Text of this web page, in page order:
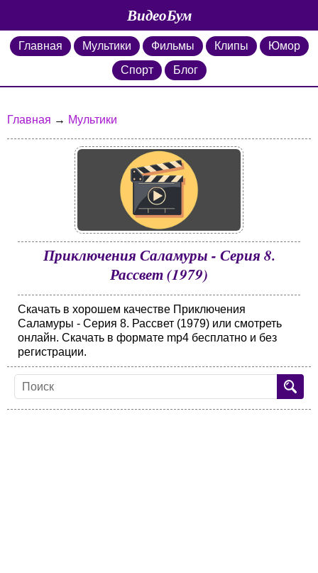
ВидеоБум
Главная Мультики Фильмы Клипы
Юмор
Спорт
Блог
Главная → Мультики
Приключения Саламуры - Серия 8.
Рассвет (1979)
Скачать в хорошем качестве Приключения
Саламуры - Серия 8. Рассвет (1979) или смотреть
онлайн. Скачать в формате mp4 бесплатно и без
регистрации.